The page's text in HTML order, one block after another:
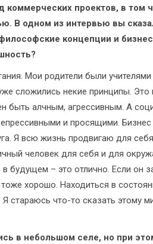
коммерческих проектов, в том
В одном из интервью вы
концепции и
Мои родители были
сложились некие принципы. Это
быть алчным, агрессивным. А
и просящими. Бизнес
Я всю жизнь продвигаю для
человек для себя и для
будущем – это отлично. Если он
хорошо. Находиться в
стараюсь что-то сказать этому
в небольшом селе, но при